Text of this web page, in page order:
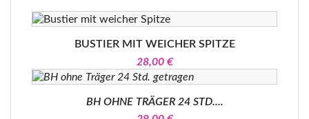
BUSTIER MIT WEICHER SPITZE
28,00 €
BH OHNE TRÄGER 24 STD....